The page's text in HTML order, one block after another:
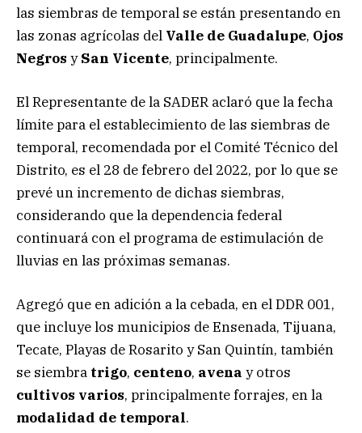
las siembras de temporal se están presentando en
las zonas agrícolas del Valle de Guadalupe, Ojos
Negros ySan Vicente, principalmente.
El Representante de la SADER aclaró que la fecha
límite para el establecimiento de las siembras de
temporal, recomendada por el Comité Técnico del
Distrito, es el 28 de febrero del 2022, por lo que se
prevé un incremento de dichas siembras,
considerando que la dependencia federal
continuará con el programa de estimulación de
lluvias en las próximas semanas.
Agregó que en adición a la cebada, en el DDR 001,
que incluye los municipios de Ensenada, Tijuana,
Tecate, Playas de Rosarito y San Quintín, también
se siembra trigo, centeno, avena y otros
cultivos varios, principalmente forrajes, en la
modalidad de temporal.